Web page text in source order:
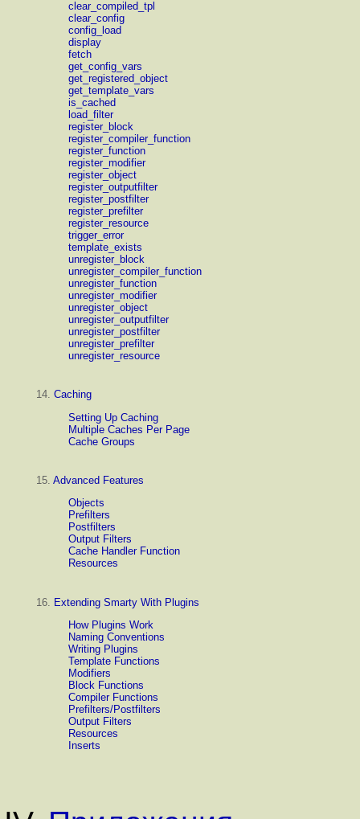
clear_compiled_tpl
clear_config
config_load
display
fetch
get_config_vars
get_registered_object
get_template_vars
is_cached
load_filter
register_block
register_compiler_function
register_function
register_modifier
register_object
register_outputfilter
register_postfilter
register_prefilter
register_resource
trigger_error
template_exists
unregister_block
unregister_compiler_function
unregister_function
unregister_modifier
unregister_object
unregister_outputfilter
unregister_postfilter
unregister_prefilter
unregister_resource
14. Caching
Setting Up Caching
Multiple Caches Per Page
Cache Groups
15. Advanced Features
Objects
Prefilters
Postfilters
Output Filters
Cache Handler Function
Resources
16. Extending Smarty With Plugins
How Plugins Work
Naming Conventions
Writing Plugins
Template Functions
Modifiers
Block Functions
Compiler Functions
Prefilters/Postfilters
Output Filters
Resources
Inserts